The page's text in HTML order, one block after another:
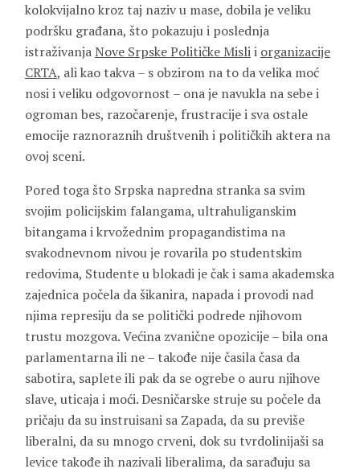
kolokvijalno kroz taj naziv u mase, dobila je veliku
podršku građana, što pokazuju i poslednja
istraživanjaNove Srpske Političke Mislii organizacije
CRTA, ali kao takva – s obzirom na to da velika moć
nosi i veliku odgovornost – ona je navukla na sebe i
ogroman bes, razočarenje, frustracije i sva ostale
emocije raznoraznih društvenih i političkih aktera na
ovoj sceni.
Pored toga što Srpska napredna stranka sa svim
svojim policijskim falangama, ultrahuliganskim
bitangama i krvožednim propagandistima na
svakodnevnom nivou je rovarila po studentskim
redovima, Studente u blokadi je čak i sama akademska
zajednica počela da šikanira, napada i provodi nad
njima represiju da se politički podrede njihovom
trustu mozgova. Većina zvanične opozicije – bila ona
parlamentarna ili ne – takođe nije časila časa da
sabotira, saplete ili pak da se ogrebe o auru njihove
slave, uticaja i moći. Desničarske struje su počele da
pričaju da su instruisani sa Zapada, da su previše
liberalni, da su mnogo crveni, dok su tvrdolinijaši sa
levice takođe ih nazivali liberalima, da sarađuju sa